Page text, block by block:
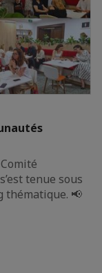
tenue sous
thématique. 📢